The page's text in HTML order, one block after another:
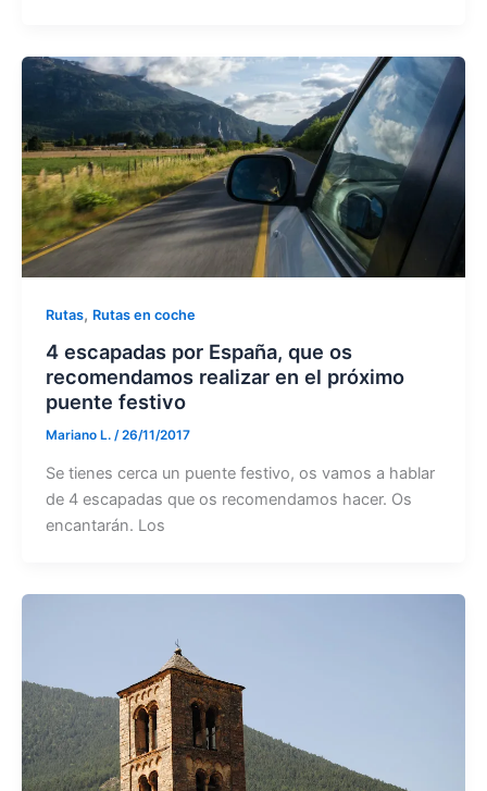
Rutas, Rutas en coche
4 escapadas por España, que os
recomendamos realizar en el próximo
puente festivo
Mariano L. /26/11/2017
Se tienes cerca un puente festivo, os vamos a hablar
de 4 escapadas que os recomendamos hacer. Os
encantarán. Los